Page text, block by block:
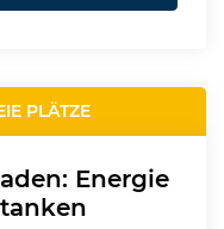
PLÄTZE
Energie